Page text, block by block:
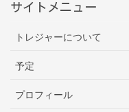
サイトメニュー
トレジャーについて
予定
プロフィール